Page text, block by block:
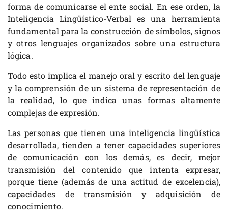
forma de comunicarse el ente social. En ese orden, la
Inteligencia Lingüístico-Verbal es una herramienta
fundamental para la construcción de símbolos, signos
y otros lenguajes organizados sobre una estructura
lógica.
Todo esto implica el manejo oral y escrito del lenguaje
y la comprensión de un sistema de representación de
la realidad, lo que indica unas formas altamente
complejas de expresión.
Las personas que tienen una inteligencia lingüística
desarrollada, tienden a tener capacidades superiores
de comunicación con los demás, es decir, mejor
transmisión del contenido que intenta expresar,
porque tiene (además de una actitud de excelencia),
capacidades de transmisión y adquisición de
conocimiento.